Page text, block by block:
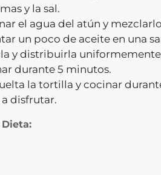
y la sal.
el agua del atún y
un poco de aceite en una
y distribuirla
durante 5 minutos.
la tortilla y cocinar
a disfrutar.